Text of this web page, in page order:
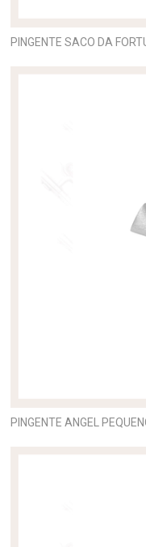
PINGENTE SACO DA
PINGENTE ANGEL